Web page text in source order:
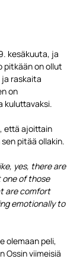
kesäkuuta, ja
pitkään on ollut
raskaita
on
kuluttavaksi.
, että ajoittain
pitää ollakin.
yes, there are
of those
are comfort
emotionally to
olemaan peli,
Ossin viimeisiä